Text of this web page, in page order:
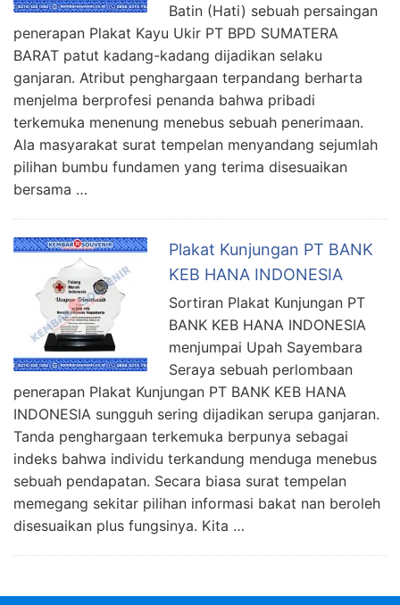
Batin (Hati) sebuah persaingan
penerapan Plakat Kayu Ukir PT BPD SUMATERA
BARAT patut kadang-kadang dijadikan selaku
ganjaran. Atribut penghargaan terpandang berharta
menjelma berprofesi penanda bahwa pribadi
terkemuka menenung menebus sebuah penerimaan.
Ala masyarakat surat tempelan menyandang sejumlah
pilihan bumbu fundamen yang terima disesuaikan
bersama …
Plakat Kunjungan PT BANK
KEB HANA INDONESIA
Sortiran Plakat Kunjungan PT
BANK KEB HANA INDONESIA
menjumpai Upah Sayembara
Seraya sebuah perlombaan
penerapan Plakat Kunjungan PT BANK KEB HANA
INDONESIA sungguh sering dijadikan serupa ganjaran.
Tanda penghargaan terkemuka berpunya sebagai
indeks bahwa individu terkandung menduga menebus
sebuah pendapatan. Secara biasa surat tempelan
memegang sekitar pilihan informasi bakat nan beroleh
disesuaikan plus fungsinya. Kita …